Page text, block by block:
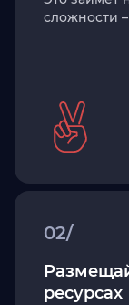
сложности
02/
ресурсах